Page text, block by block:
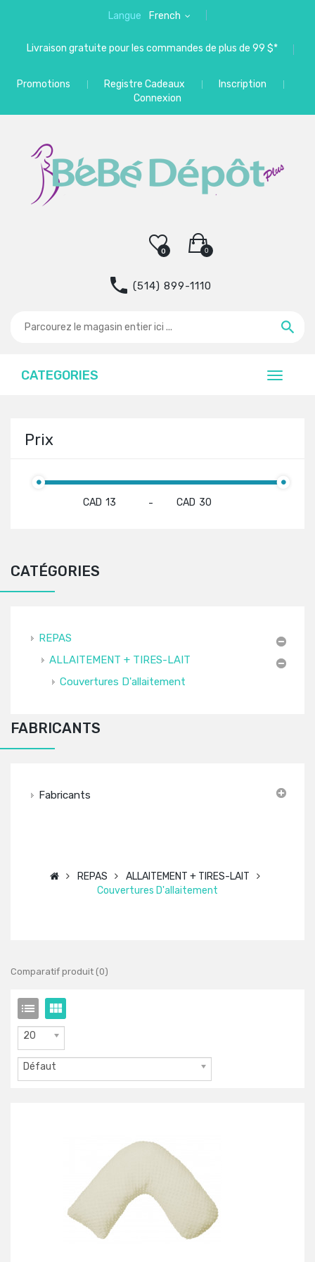
Langue French
Livraison gratuite pour les commandes de plus de 99 $*
Promotions Registre Cadeaux
Inscription
Connexion
0
0
(514) 899-1110
CATEGORIES
Prix
CAD - CAD
CATÉGORIES
REPAS
ALLAITEMENT + TIRES-LAIT
Couvertures D'allaitement
FABRICANTS
Fabricants
REPAS
ALLAITEMENT + TIRES-LAIT
Couvertures D'allaitement
Comparatif produit (0)
20
Défaut